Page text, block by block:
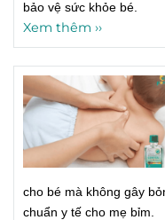
bảo vệ sức khỏe bé.
Xem thêm ››
cho bé mà không gây
chuẩn y tế cho mẹ bỉm.